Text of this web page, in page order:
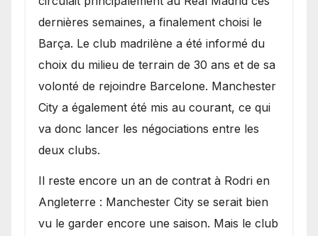
dernières semaines, a finalement choisi le
Barça. Le club madrilène a été informé du
choix du milieu de terrain de 30 ans et de sa
volonté de rejoindre Barcelone. Manchester
City a également été mis au courant, ce qui
va donc lancer les négociations entre les
deux clubs.
​Il reste encore un an de contrat à Rodri en
Angleterre : Manchester City se serait bien
vu le garder encore une saison. Mais le club